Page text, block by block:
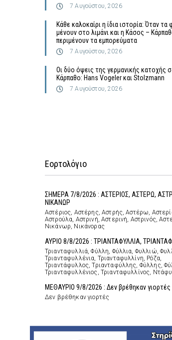
7 Αυγούστου, 2026
Κάθε καλοκαίρι η ίδια ιστορία: Όταν τα
μένουν στο λιμάνι και η Κάσος –
περιμένουν τα εμπορεύματα
7 Αυγούστου, 2026
Οι δύο όψεις της γερμανικής κατοχής
Κάρπαθο: Hans Vogeler και Stolzmann
7 Αυγούστου, 2026
Εορτολόγιο
ΣΗΜΕΡΑ 7/8/2026 : ΑΣΤΕΡΙΟΣ, ΑΣΤΕΡΩ,
ΝΙΚΑΝΩΡ
Αστέριος, Αστέρης, Αστρής, Αστέρω,
Αστρούλα, Αστρινή, Αστερινή, Αστρινός,
Νικάνωρ, Νικάνορας
ΑΥΡΙΟ 8/8/2026 : ΤΡΙΑΝΤΑΦΥΛΛΙΑ,
Τριανταφυλλιά, Φύλλη, Φύλλια, Φυλλιώ,
Τριανταφυλλένια, Τριανταφυλλίνη, Ρόζα,
Τριαντάφυλλος, Τριανταφύλλης, Φύλλης,
Τριανταφυλλένιος, Τριανταφυλλίνος,
ΜΕΘΑΥΡΙΟ 9/8/2026 : Δεν βρέθηκαν γιορτές
Δεν βρέθηκαν γιορτές